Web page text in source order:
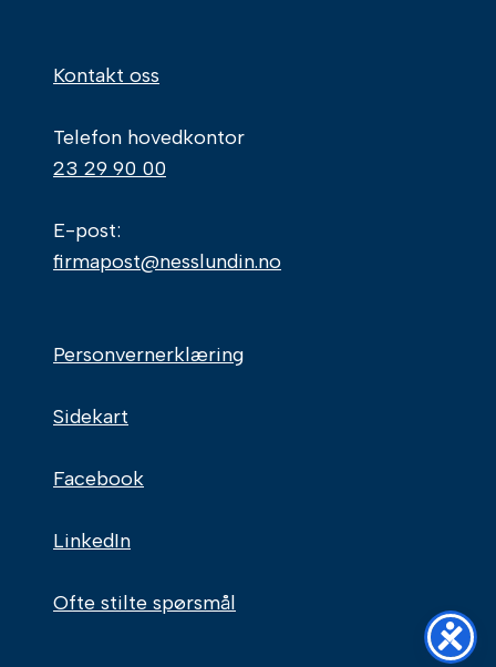
Kontakt oss
Telefon hovedkontor
23 29 90 00
E-post:
firmapost@nesslundin.no
Personvernerklæring
Sidekart
Facebook
LinkedIn
Ofte stilte spørsmål